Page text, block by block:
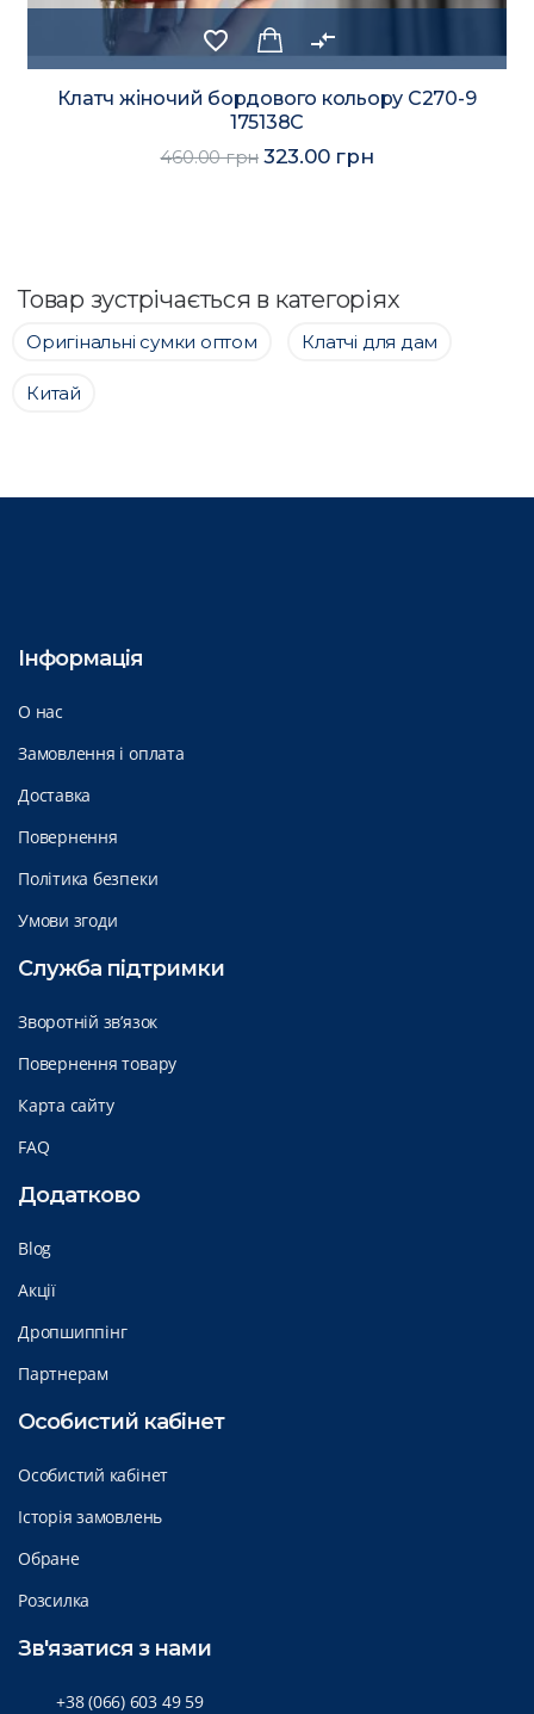
favorite_border compare_arrows
Клатч жіночий бордового кольору С270-9
175138C
460.00 грн 323.00 грн
Товар зустрічається в категоріях
Оригінальні сумки оптом Клатчі для дам
Китай
Інформація
О нас
Замовлення і оплата
Доставка
Повернення
Політика безпеки
Умови згоди
Служба підтримки
Зворотній зв’язок
Повернення товару
Карта сайту
FAQ
Додатково
Blog
Акції
Дропшиппінг
Партнерам
Особистий кабінет
Особистий кабінет
Історія замовлень
Обране
Розсилка
Зв'язатися з нами
+38 (066) 603 49 59